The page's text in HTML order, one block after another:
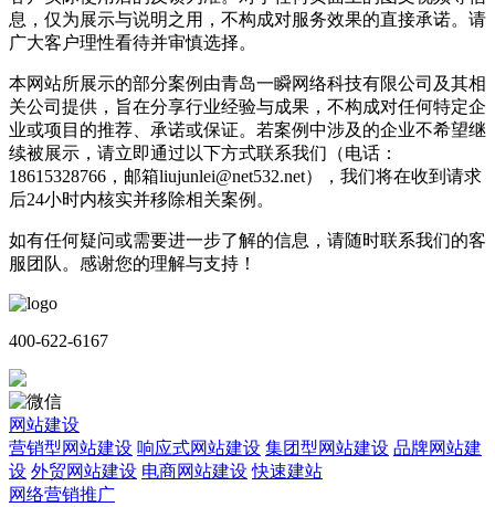
息，仅为展示与说明之用，不构成对服务效果的直接承诺。请
广大客户理性看待并审慎选择。
本网站所展示的部分案例由青岛一瞬网络科技有限公司及其相
关公司提供，旨在分享行业经验与成果，不构成对任何特定企
业或项目的推荐、承诺或保证。若案例中涉及的企业不希望继
续被展示，请立即通过以下方式联系我们（电话：
18615328766，邮箱liujunlei@net532.net），我们将在收到请求
后24小时内核实并移除相关案例。
如有任何疑问或需要进一步了解的信息，请随时联系我们的客
服团队。感谢您的理解与支持！
400-622-6167
网站建设
营销型网站建设 响应式网站建设 集团型网站建设 品牌网站建
设 外贸网站建设 电商网站建设 快速建站
网络营销推广